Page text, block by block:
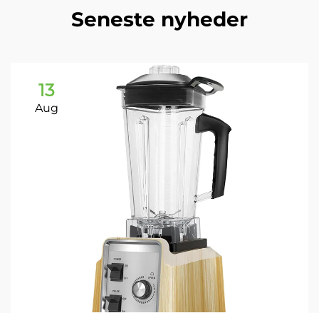
Seneste nyheder
13
Aug